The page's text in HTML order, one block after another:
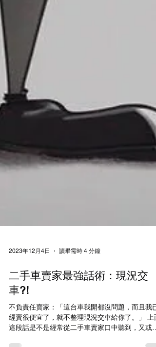
二手車賣家最強話術：現況交
車?!
不負責任賣家：「這台車我開都沒問題，而且我已
這段話是不是經常從二手車賣家口中聽到，又或是